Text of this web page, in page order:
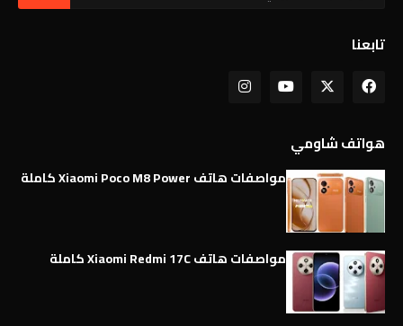
تابعنا
هواتف شاومي
مواصفات هاتف Xiaomi Poco M8 Power كاملة
مواصفات هاتف Xiaomi Redmi 17C كاملة